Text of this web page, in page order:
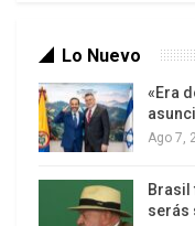
que nos vienen
acerca de que ésa
acuñó una frase
Lo Nuevo
«Era
Ago 7,
Brasil
serás